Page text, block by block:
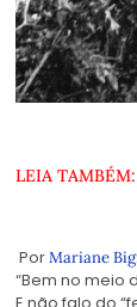
LEIA TAMBÉM:
PorMariane
“Bem no meio
E não falo do